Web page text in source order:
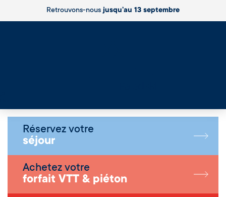
Retrouvons-nousjusqu’au 13 septembre
Réservez votre
séjour
Achetez votre
forfait VTT & piéton